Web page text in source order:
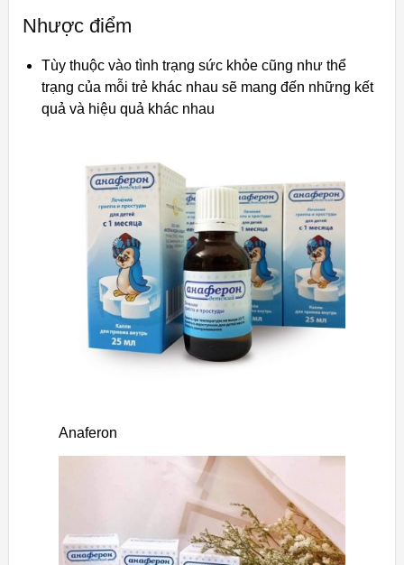
Nhược điểm
Tùy thuộc vào tình trạng sức khỏe cũng như thể
trạng của mỗi trẻ khác nhau sẽ mang đến những kết
quả và hiệu quả khác nhau
Anaferon